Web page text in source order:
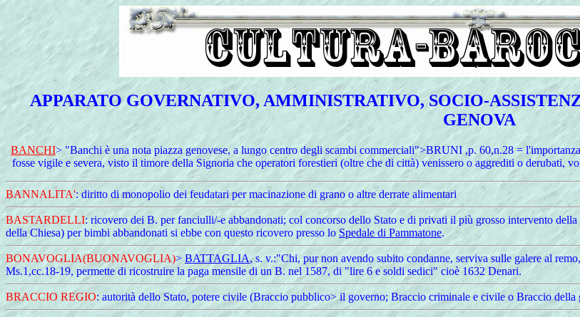
APPARATO GOVERNATIVO, AMMINISTRATIVO, SOCIO-
GENOVA
BANCHI> "Banchi è una nota piazza genovese, a lungo centro degli scambi commerciali">BRUNI ,p. 60,n.28 =
fosse vigile e severa, visto il timore della Signoria che operatori forestieri (oltre che di città) venissero o aggrediti o derubati,
BANNALITA': diritto di monopolio dei feudatari per macinazione di grano o altre derrate alimentari
BASTARDELLI: ricovero dei B. per fanciulli/-e abbandonati; col concorso dello Stato e di privati il più grosso intervento
della Chiesa) per bimbi abbandonati si ebbe con questo ricovero presso lo Spedale di Pammatone.
BONAVOGLIA(BUONAVOGLIA)>BATTAGLIA, s. v.:"Chi, pur non avendo subito condanne, serviva sulle galere al
Ms.1,cc.18-19, permette di ricostruire la paga mensile di un B. nel 1587, di "lire 6 e soldi sedici" cioè 1632 Denari.
BRACCIOREGIO: autorità dello Stato, potere civile (Braccio pubblico> il governo; Braccio criminale e civile o Braccio